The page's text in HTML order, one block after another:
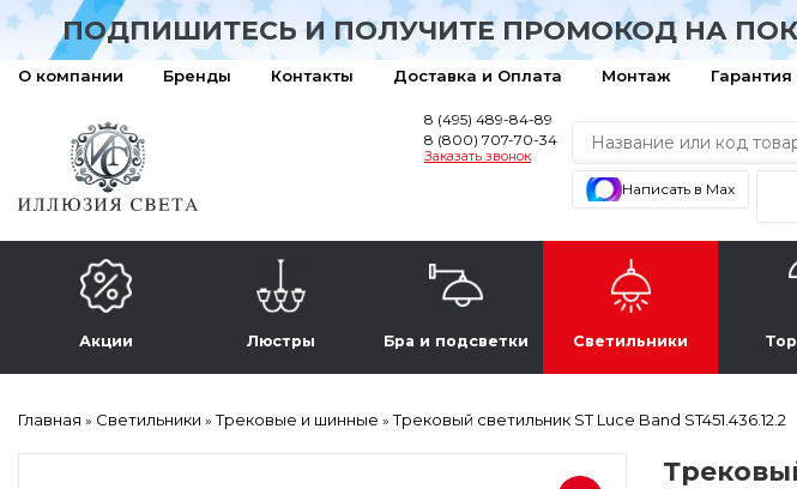
ПОДПИШИТЕСЬ И ПОЛУЧИТЕ ПРОМОКОД НА
О компании Бренды Контакты Доставка и Оплата Монтаж Гарантия
8 (495) 489-84-89
8 (800) 707-70-34
Заказать звонок
Написать в Max
Акции Люстры Бра и подсветки Светильники
Главная » Светильники »Трековые и шинные »Трековый светильник ST Luce Band ST451.436.12.2